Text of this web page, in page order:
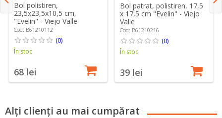
Bol polistiren,
23,5x23,5x10,5 cm,
"Evelin" - Viejo Valle
Cod: B61210112
(0)
În stoc
68 lei
Bol patrat, polistiren, 17,5
x 17,5 cm "Evelin" - Viejo
Valle
Cod: B61210216
(0)
În stoc
39 lei
Alți clienți au mai cumpărat